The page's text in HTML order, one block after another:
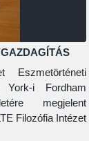
Eszmetörténeti
i Fordham
megjelent
Filozófia Intézet